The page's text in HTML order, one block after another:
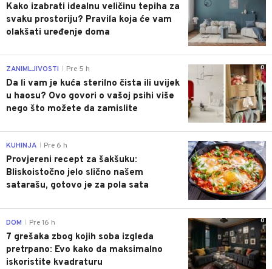
Kako izabrati idealnu veličinu tepiha za
svaku prostoriju? Pravila koja će vam
olakšati uređenje doma
0
ZANIMLJIVOSTI Pre 5 h
Da li vam je kuća sterilno čista ili uvijek
u haosu? Ovo govori o vašoj psihi više
nego što možete da zamislite
0
KUHINJA Pre 6 h
Provjereni recept za šakšuku:
Bliskoistočno jelo slično našem
satarašu, gotovo je za pola sata
0
DOM Pre 16 h
7 grešaka zbog kojih soba izgleda
pretrpano: Evo kako da maksimalno
iskoristite kvadraturu